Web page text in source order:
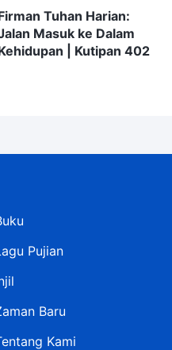
Tuhan Harian:
Masuk ke Dalam
| Kutipan 402
Pujian
Baru
Kami